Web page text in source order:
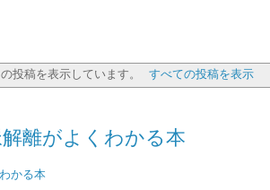
投稿を表示しています。 すべての投稿を表示
離がよくわかる本
かる本